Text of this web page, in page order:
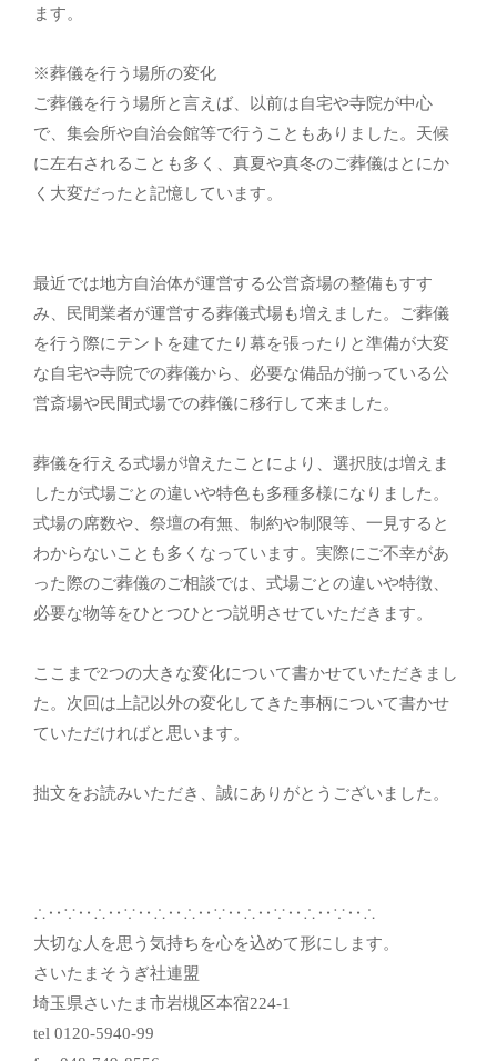
ます。
※葬儀を行う場所の変化
ご葬儀を行う場所と言えば、以前は自宅や寺院が中心
で、集会所や自治会館等で行うこともありました。天候
に左右されることも多く、真夏や真冬のご葬儀はとにか
く大変だったと記憶しています。
最近では地方自治体が運営する公営斎場の整備もすす
み、民間業者が運営する葬儀式場も増えました。ご葬儀
を行う際にテントを建てたり幕を張ったりと準備が大変
な自宅や寺院での葬儀から、必要な備品が揃っている公
営斎場や民間式場での葬儀に移行して来ました。
葬儀を行える式場が増えたことにより、選択肢は増えま
したが式場ごとの違いや特色も多種多様になりました。
式場の席数や、祭壇の有無、制約や制限等、一見すると
わからないことも多くなっています。実際にご不幸があ
った際のご葬儀のご相談では、式場ごとの違いや特徴、
必要な物等をひとつひとつ説明させていただきます。
ここまで2つの大きな変化について書かせていただきまし
た。次回は上記以外の変化してきた事柄について書かせ
ていただければと思います。
拙文をお読みいただき、誠にありがとうございました。
∴‥∵‥∴‥∵‥∴‥∴‥∵‥∴‥∵‥∴‥∵‥∴
大切な人を思う気持ちを心を込めて形にします。
さいたまそうぎ社連盟
埼玉県さいたま市岩槻区本宿224-1
tel 0120-5940-99